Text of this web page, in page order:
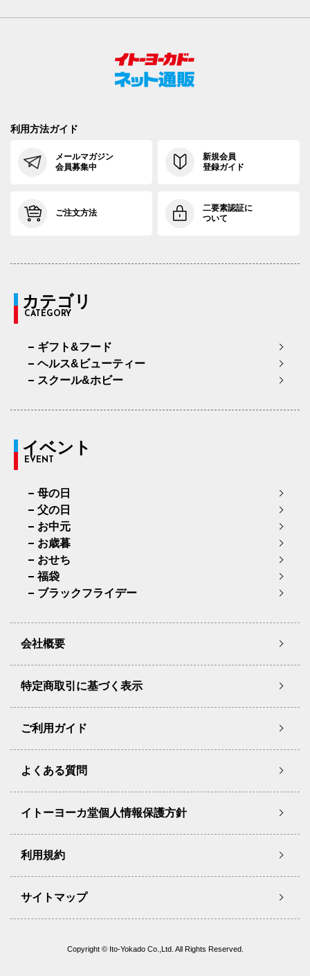
利用方法ガイド
メールマガジン
会員募集中
新規会員
登録ガイド
ご注文方法
二要素認証に
ついて
カテゴリ
CATEGORY
ギフト&フード
ヘルス&ビューティー
スクール&ホビー
イベント
EVENT
母の日
父の日
お中元
お歳暮
おせち
福袋
ブラックフライデー
会社概要
特定商取引に基づく表示
ご利用ガイド
よくある質問
イトーヨーカ堂個人情報保護方針
利用規約
サイトマップ
Copyright © Ito-Yokado Co.,Ltd. All Rights Reserved.